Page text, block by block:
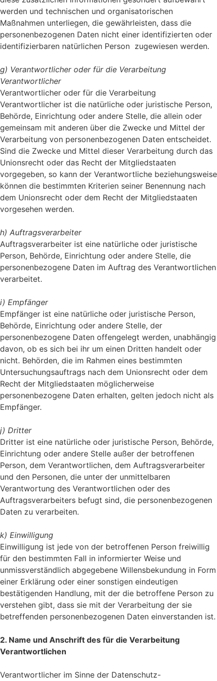
werden und technischen und organisatorischen
Maßnahmen unterliegen, die gewährleisten, dass die
personenbezogenen Daten nicht einer identifizierten oder
identifizierbaren natürlichen Person zugewiesen werden.
g) Verantwortlicher oder für die Verarbeitung
Verantwortlicher
Verantwortlicher oder für die Verarbeitung
Verantwortlicher ist die natürliche oder juristische Person,
Behörde, Einrichtung oder andere Stelle, die allein oder
gemeinsam mit anderen über die Zwecke und Mittel der
Verarbeitung von personenbezogenen Daten entscheidet.
Sind die Zwecke und Mittel dieser Verarbeitung durch das
Unionsrecht oder das Recht der Mitgliedstaaten
vorgegeben, so kann der Verantwortliche beziehungsweise
können die bestimmten Kriterien seiner Benennung nach
dem Unionsrecht oder dem Recht der Mitgliedstaaten
vorgesehen werden.
h) Auftragsverarbeiter
Auftragsverarbeiter ist eine natürliche oder juristische
Person, Behörde, Einrichtung oder andere Stelle, die
personenbezogene Daten im Auftrag des Verantwortlichen
verarbeitet.
i) Empfänger
Empfänger ist eine natürliche oder juristische Person,
Behörde, Einrichtung oder andere Stelle, der
personenbezogene Daten offengelegt werden, unabhängig
davon, ob es sich bei ihr um einen Dritten handelt oder
nicht. Behörden, die im Rahmen eines bestimmten
Untersuchungsauftrags nach dem Unionsrecht oder dem
Recht der Mitgliedstaaten möglicherweise
personenbezogene Daten erhalten, gelten jedoch nicht als
Empfänger.
j) Dritter
Dritter ist eine natürliche oder juristische Person, Behörde,
Einrichtung oder andere Stelle außer der betroffenen
Person, dem Verantwortlichen, dem Auftragsverarbeiter
und den Personen, die unter der unmittelbaren
Verantwortung des Verantwortlichen oder des
Auftragsverarbeiters befugt sind, die personenbezogenen
Daten zu verarbeiten.
k) Einwilligung
Einwilligung ist jede von der betroffenen Person freiwillig
für den bestimmten Fall in informierter Weise und
unmissverständlich abgegebene Willensbekundung in Form
einer Erklärung oder einer sonstigen eindeutigen
bestätigenden Handlung, mit der die betroffene Person zu
verstehen gibt, dass sie mit der Verarbeitung der sie
betreffenden personenbezogenen Daten einverstanden ist.
2. Name und Anschrift des für die Verarbeitung
Verantwortlichen
Verantwortlicher im Sinne der Datenschutz-